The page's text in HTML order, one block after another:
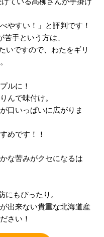
やすい！」と評判です！
手という方は、
ですので、わたをギリ
ルに！
んで味付け。
口いっぱいに広がりま
めです！！
な苦みがクセになるは
もぴったり。
出来ない貴重な北海道産
さい！